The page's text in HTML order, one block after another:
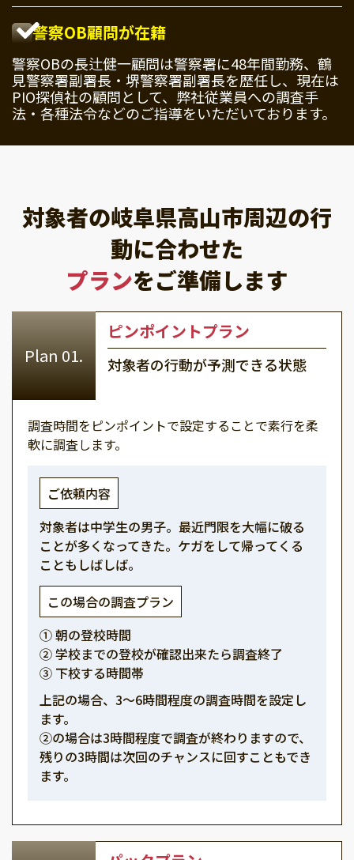
警察OB顧問が在籍
警察OBの長辻健一顧問は警察署に48年間勤務、鶴
見警察署副署長・堺警察署副署長を歴任し、現在は
PIO探偵社の顧問として、弊社従業員への調査手
法・各種法令などのご指導をいただいております。
対象者の岐阜県高山市周辺の行
動に合わせた
プランをご準備します
ピンポイントプラン
対象者の行動が予測できる状態
調査時間をピンポイントで設定することで素行を柔
軟に調査します。
ご依頼内容
対象者は中学生の男子。最近門限を大幅に破る
ことが多くなってきた。ケガをして帰ってくる
こともしばしば。
この場合の調査プラン
① 朝の登校時間
② 学校までの登校が確認出来たら調査終了
③ 下校する時間帯
上記の場合、3～6時間程度の調査時間を設定し
ます。
②の場合は3時間程度で調査が終わりますので、
残りの3時間は次回のチャンスに回すこともでき
ます。